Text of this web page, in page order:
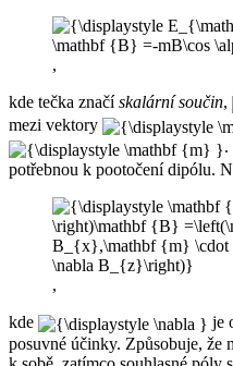
,
kde tečka značískalární součin,
mezi vektory
.
potřebnou k pootočení dipólu.
,
kde
je
posuvné účinky. Způsobuje, že